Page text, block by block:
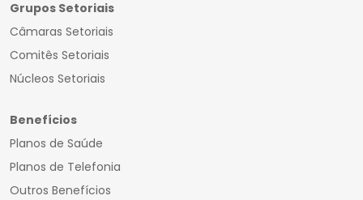
Grupos Setoriais
Câmaras Setoriais
Comitês Setoriais
Núcleos Setoriais
Benefícios
Planos de Saúde
Planos de Telefonia
Outros Benefícios